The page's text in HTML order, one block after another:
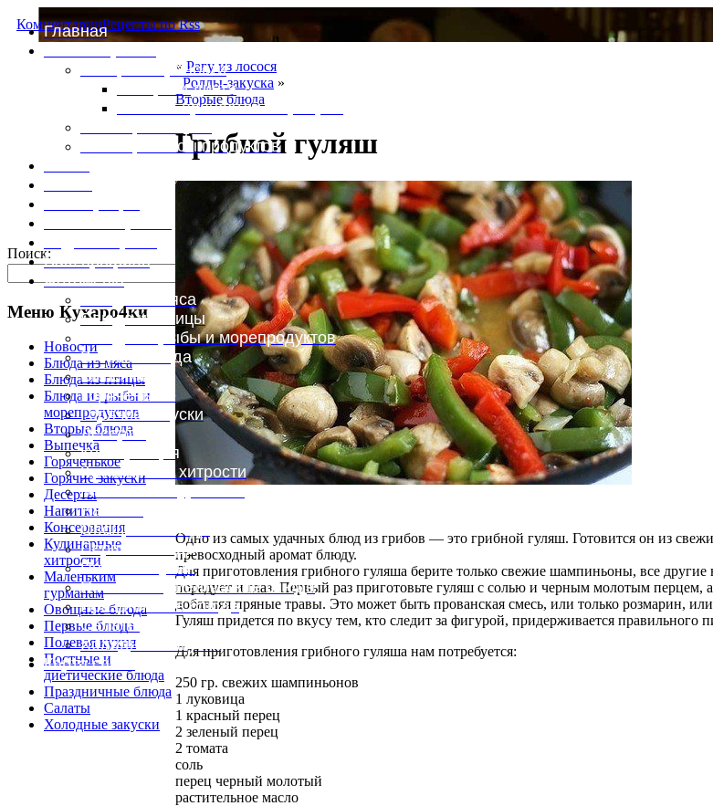
Главная
Специи и пряности
Специи и диета
Каталог пряностей и приправ
Таблица массы продуктов
Ваш профиль
Фотоменю
Блюда из мяса
Блюда из птицы
Блюда из рыбы и морепродуктов
Вторые блюда
Выпечка
Горяченькое
Горячие закуски
Десерты
Консервация
Кулинарные хитрости
Маленьким гурманам
Напитки
Овощные блюда
Первые блюда
Полевая кухня
Постные и диетические блюда
Праздничные блюда
Салаты
Холодные закуски
Карта сайта
КомментарииРецепты по Rss
Поиск:
Меню Кухаро4ки
Новости
Блюда из мяса
Блюда из птицы
Блюда из рыбы и
морепродуктов
Вторые блюда
Выпечка
Горяченькое
Горячие закуски
Десерты
Напитки
Консервация
Кулинарные
хитрости
Маленьким
гурманам
Овощные блюда
Первые блюда
Полевая кухня
Постные и
диетические блюда
Праздничные блюда
Салаты
Холодные закуски
« Рагу из лосося
Роллы-закуска »
Вторые блюда
Грибной гуляш
Одно из самых удачных блюд из грибов — это грибной гуляш. Готовится он из
превосходный аромат блюду.
Для приготовления грибного гуляша берите только свежие шампиньоны, все
порадует и глаз. Первый раз приготовьте гуляш с солью и черным молотым перцем,
добавляя пряные травы. Это может быть прованская смесь, или только розмарин,
Гуляш придется по вкусу тем, кто следит за фигурой, придерживается правильного
Для приготовления грибного гуляша нам потребуется:
250 гр. свежих шампиньонов
1 луковица
1 красный перец
2 зеленый перец
2 томата
соль
перец черный молотый
растительное масло